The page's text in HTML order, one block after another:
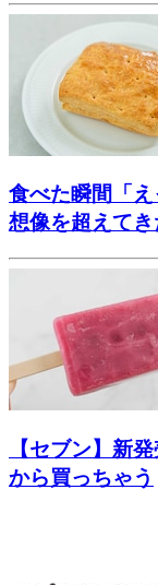
食べた瞬間「
想像を超えてき
【セブン】新
から買っちゃう